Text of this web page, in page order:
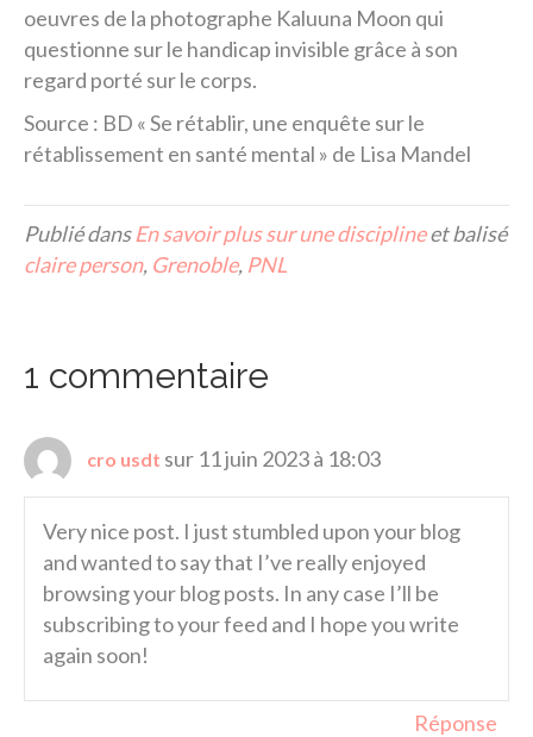
oeuvres de la photographe Kaluuna Moon qui
questionne sur le handicap invisible grâce à son
regard porté sur le corps.
Source : BD « Se rétablir, une enquête sur le
rétablissement en santé mental » de Lisa Mandel
Publié dansEn savoir plus sur une disciplineet balisé
claire person, Grenoble, PNL
1 commentaire
cro usdt sur 11 juin 2023 à 18:03
Very nice post. I just stumbled upon your blog
and wanted to say that I’ve really enjoyed
browsing your blog posts. In any case I’ll be
subscribing to your feed and I hope you write
again soon!
Réponse